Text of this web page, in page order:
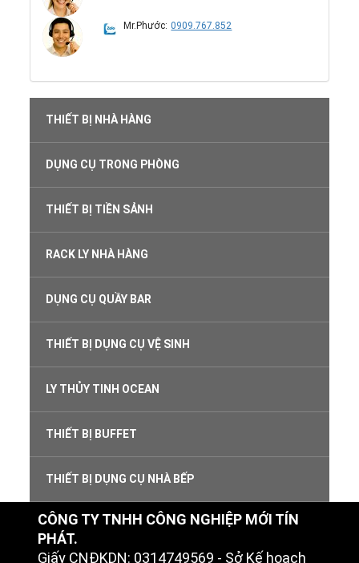
Mr.Phước: 0909.767.852
THIẾT BỊ NHÀ HÀNG
DỤNG CỤ TRONG PHÒNG
THIẾT BỊ TIỀN SẢNH
RACK LY NHÀ HÀNG
DỤNG CỤ QUẦY BAR
THIẾT BỊ DỤNG CỤ VỆ SINH
LY THỦY TINH OCEAN
THIẾT BỊ BUFFET
THIẾT BỊ DỤNG CỤ NHÀ BẾP
CÔNG TY TNHH CÔNG NGHIỆP MỚI TÍN
PHÁT.
Giấy CNĐKDN: 0314749569 - Sở Kế hoạch